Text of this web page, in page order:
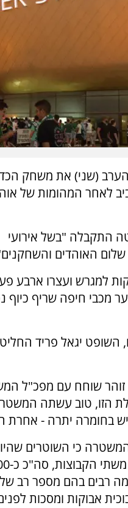
(שני) את משחק
לאחר המהומות של
התקבלה "בשל אירועי
האוהדים
למגרש ועצרו ארבע
מכבי חיפה שריף כיוף
השופט יגאל פריד
שוחח עם מפכ"ל
הזו, טוב עשתה
בחומרה יתרה - אחרת
כי השוטרים שהיו
רבים בהם מספר רב של
אבוקות ומסכות